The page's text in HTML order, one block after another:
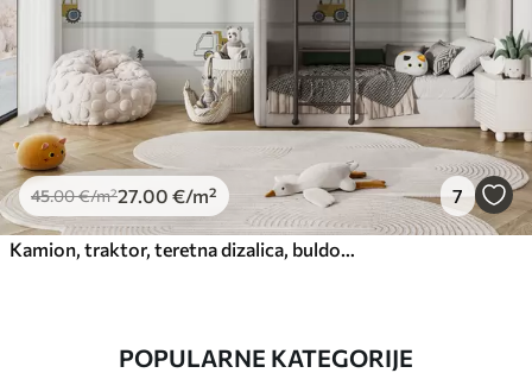
45.00€/m²27 .00 €/m² 7
POPULARNE KATEGORIJE